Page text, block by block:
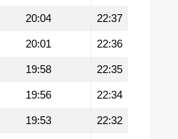
20:04 22:37
20:01 22:36
19:58 22:35
19:56 22:34
19:53 22:32